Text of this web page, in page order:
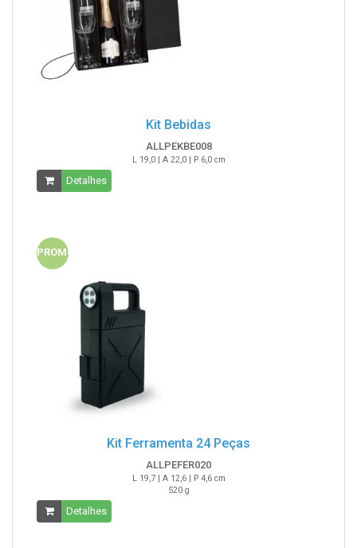
Kit Bebidas
ALLPEKBE008
L 19,0 | A 22,0 | P 6,0 cm
Detalhes
PROMO
Kit Ferramenta 24 Peças
ALLPEFER020
L 19,7 | A 12,6 | P 4,6 cm
520 g
Detalhes